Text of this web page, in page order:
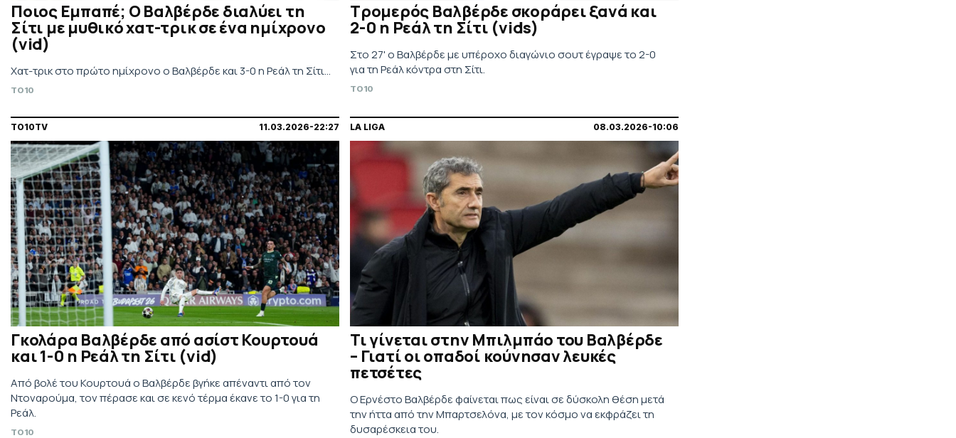
Ποιος Εμπαπέ; Ο Βαλβέρδε διαλύει τη
Σίτι με μυθικό χατ-τρικ σε ένα ημίχρονο
(vid)
Χατ-τρικ στο πρώτο ημίχρονο ο Βαλβέρδε και 3-0 η Ρεάλ τη Σίτι...
TO10
Τρομερός Βαλβέρδε σκοράρει ξανά και
2-0 η Ρεάλ τη Σίτι (vids)
Στο 27' ο Βαλβέρδε με υπέροχο διαγώνιο σουτ έγραψε το 2-0
για τη Ρεάλ κόντρα στη Σίτι.
TO10
TO10TV 11.03.2026-22:27
Γκολάρα Βαλβέρδε από ασίστ Κουρτουά
και 1-0 η Ρεάλ τη Σίτι (vid)
Από βολέ του Κουρτουά ο Βαλβέρδε βγήκε απέναντι από τον
Ντοναρούμα, τον πέρασε και σε κενό τέρμα έκανε το 1-0 για τη
Ρεάλ.
TO10
LA LIGA 08.03.2026-10:06
Τι γίνεται στην Μπιλμπάο του Βαλβέρδε
– Γιατί οι οπαδοί κούνησαν λευκές
πετσέτες
Ο Ερνέστο Βαλβέρδε φαίνεται πως είναι σε δύσκολη θέση μετά
την ήττα από την Μπαρτσελόνα, με τον κόσμο να εκφράζει τη
δυσαρέσκεια του.